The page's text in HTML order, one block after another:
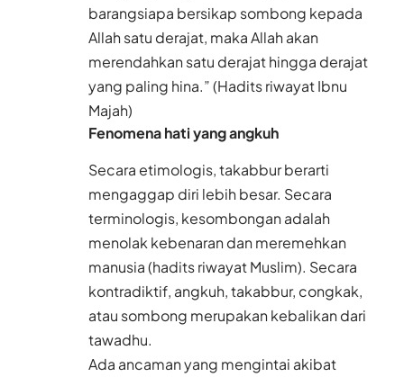
barangsiapa bersikap sombong kepada
Allah satu derajat, maka Allah akan
merendahkan satu derajat hingga derajat
yang paling hina.” (Hadits riwayat Ibnu
Majah)
Fenomena hati yang angkuh
Secara etimologis, takabbur berarti
mengaggap diri lebih besar. Secara
terminologis, kesombongan adalah
menolak kebenaran dan meremehkan
manusia (hadits riwayat Muslim). Secara
kontradiktif, angkuh, takabbur, congkak,
atau sombong merupakan kebalikan dari
tawadhu.
Ada ancaman yang mengintai akibat